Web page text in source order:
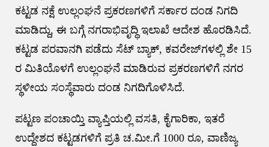
ಕಟ್ಟಡ ನಕ್ಷೆ ಉಲ್ಲಂಘನೆ ಪ್ರಕರಣಗಳಿಗೆ ಸರ್ಕಾರ ದಂಡ ನಿಗದಿ
ಮಾಡಿದ್ದು, ಈ ಬಗ್ಗೆ ನಗರಾಭಿವೃದ್ಧಿ ಇಲಾಖೆ ಆದೇಶ ಹೊರಡಿಸಿದೆ.
ಕಟ್ಟಡ ಪರವಾನಗಿ ಪಡೆದು ಸೆಟ್ ಬ್ಯಾಕ್‌, ಕವರೇಜ್‌ಗಳಲ್ಲಿ ಶೇ 15
ರ ಮಿತಿಯೊಳಗೆ ಉಲ್ಲಂಘನೆ ಮಾಡಿರುವ ಪ್ರಕರಣಗಳಿಗೆ ನಗರ
ಸ್ಥಳೀಯ ಸಂಸ್ಥೆವಾರು ದಂಡ ನಿಗದಿಗೊಳಿಸಿದೆ.
ಪಟ್ಟಣ ಪಂಚಾಯ್ತಿ ವ್ಯಾಪ್ತಿಯಲ್ಲಿ ವಸತಿ, ಕೈಗಾರಿಕಾ, ಇತರೆ
ಉದ್ದೇಶದ ಕಟ್ಟಡಗಳಿಗೆ ಪ್ರತಿ ಚ.ಮೀ.ಗೆ 1000 ರೂ, ವಾಣಿಜ್ಯ